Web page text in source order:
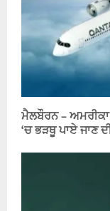
ਮੈਲਬੌਰਨ –
‘ਚ ਭੜਥੂ ਪਾਏ ਜਾਣ